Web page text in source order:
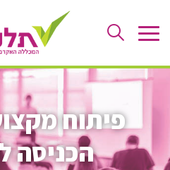
Content
פיתוח
הכניסה